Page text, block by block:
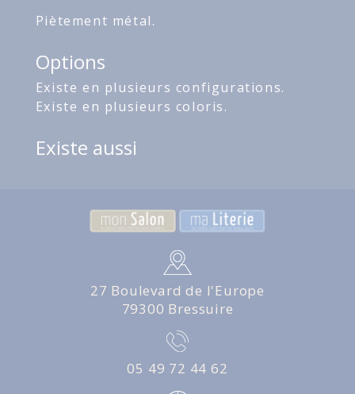
Piètement métal.
Options
Existe en plusieurs configurations.
Existe en plusieurs coloris.
Existe aussi
27 Boulevard de l'Europe
79300 Bressuire
05 49 72 44 62